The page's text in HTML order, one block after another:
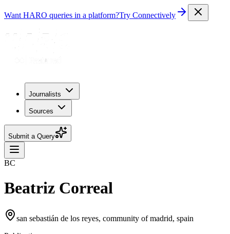
Want HARO queries in a platform?Try Connectively
Journalists
Sources
Submit a Query
BC
Beatriz Correal
san sebastián de los reyes, community of madrid, spain